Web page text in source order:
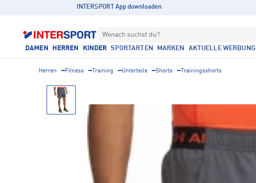
INTERSPORT App downloaden
Wonach suchst du?
DAMEN HERREN KINDER SPORTARTEN MARKEN AKTUELLE WERBUNG
Herren Fitness Training Unterteile Shorts Trainingsshorts